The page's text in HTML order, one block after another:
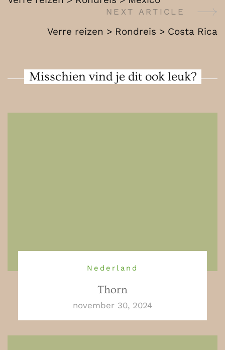
NavigationNEXT ARTICLE
Verre reizen > Rondreis > Costa Rica
Misschien vind je dit ook leuk?
Nederland
Thorn
november 30, 2024